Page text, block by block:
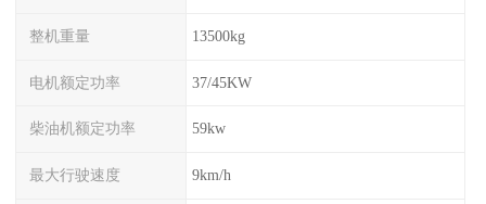
整机重量 13500kg
电机额定功率 37/45KW
柴油机额定功率 59kw
最大行驶速度 9km/h